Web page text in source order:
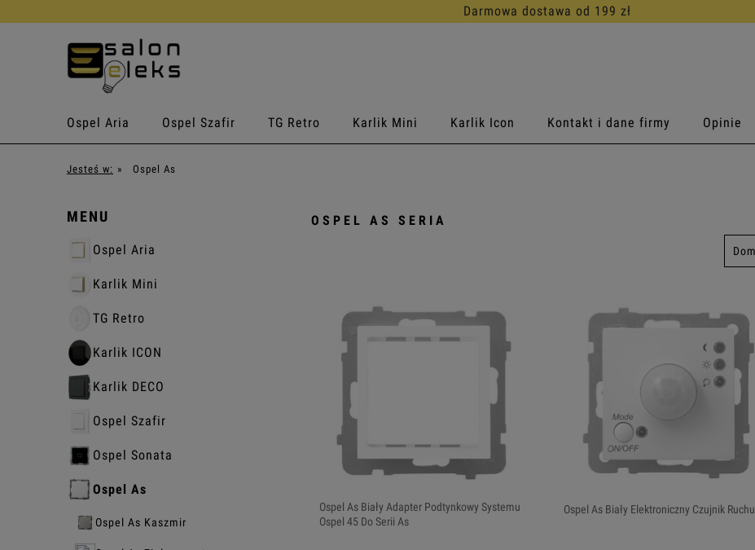
30 dni na darmowy zwrot
Ospel Aria Ospel Szafir TG Retro Karlik Mini Karlik Icon Kontakt i dane firmy Opinie
Jesteś w: » Ospel As
MENU
Ospel Aria
Karlik Mini
TG Retro
Karlik ICON
Karlik DECO
Ospel Szafir
Ospel Sonata
Ospel As
Ospel As Kaszmir
OSPEL AS SERIA
Ospel As Biały Adapter Podtynkowy Systemu
Ospel 45 Do Serii As
Ospel As Biały Elektroniczny Czujnik Ruchu